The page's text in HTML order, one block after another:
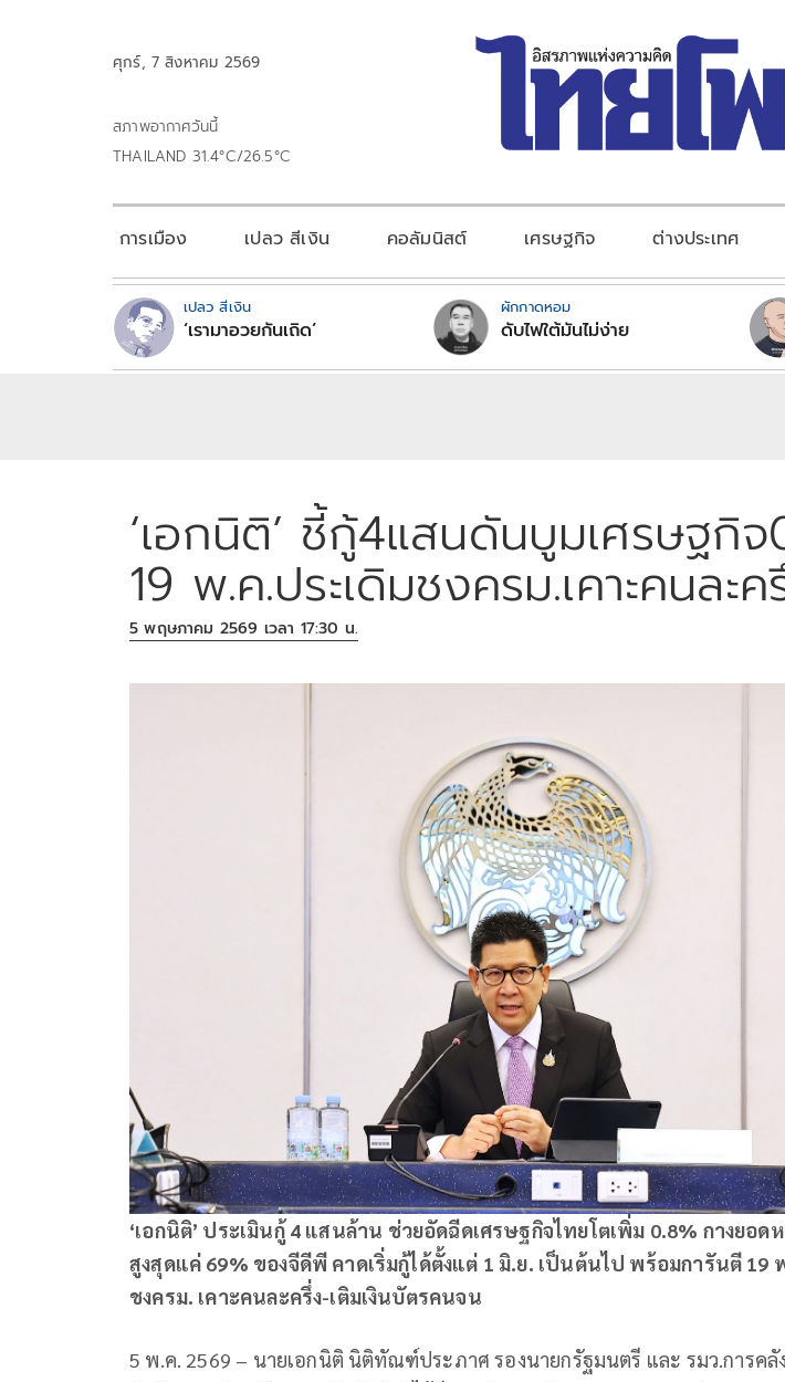
ศุกร์, 7 สิงหาคม 2569
สภาพอากาศวันนี้
THAILAND 31.4°C/26.5°C
การเมือง เปลว สีเงิน คอลัมนิสต์ เศรษฐกิจ ต่างประเทศ
เปลว สีเงิน
‘เรามาอวยกันเถิด’
ผักกาดหอม
ดับไฟใต้มันไม่ง่าย
‘เอกนิติ’ ชี้กู้4แสนดันบูมเศรษฐกิจ
19 พ.ค.ประเดิมชงครม.เคาะคนละค
5 พฤษภาคม 2569 เวลา 17:30 น.
‘เอกนิติ’ ประเมินกู้4 แสนล้าน ช่วยอัดฉีดเศรษฐกิจไทยโตเพิ่ม 0.8% กางยอ
สูงสุดแค่ 69% ของจีดีพี คาดเริ่มกู้ได้ตั้งแต่ 1 มิ.ย. เป็นต้นไป พร้อมการันตี 19
ชงครม. เคาะคนละครึ่ง-เติมเงินบัตรคนจน
5 พ.ค. 2569 – นายเอกนิติ นิติทัณฑ์ประภาศ รองนายกรัฐมนตรี และ รมว.การคลั